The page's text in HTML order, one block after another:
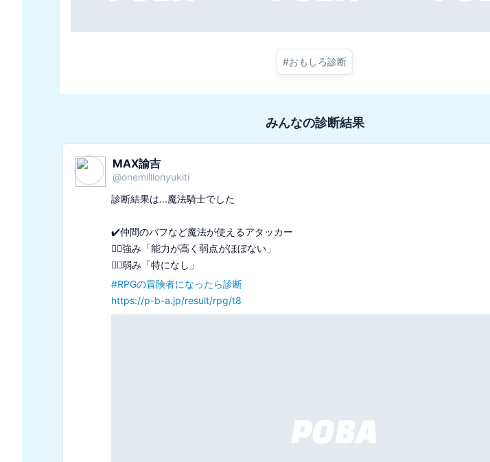
#おもしろ診断
みんなの診断結果
😆ともちん😆
@tintomozzz_
診断結果は...スリル追求型冒険家でした
⚠️命知らずの肝っ玉
⚠️危険を糧に生きる狂気の人
あなたは安全が好きか危険が好きか
https://p-b-a.jp/result/safety/lv1